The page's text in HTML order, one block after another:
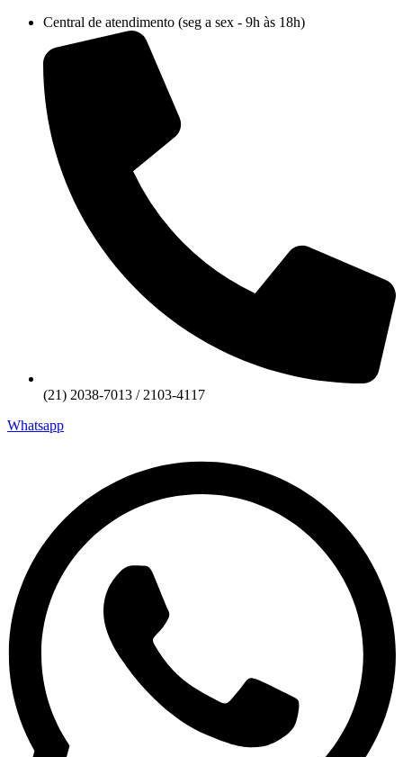
conteúdo
Central de atendimento (seg a sex - 9h às 18h)
(21) 2038-7013 / 2103-4117
Whatsapp